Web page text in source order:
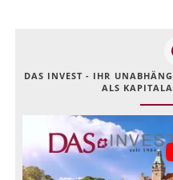
DAS INVEST - IHR
ALS